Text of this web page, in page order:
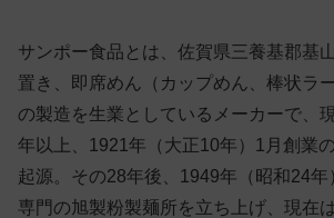
サンポー食品とは、佐賀県三養基郡基
置き、即席めん（カップめん、棒状ラ
の製造を生業としているメーカーで、
年以上、1921年（大正10年）1月創業
起源。その28年後、1949年（昭和24
専門の旭製粉製麺所を立ち上げ、現在